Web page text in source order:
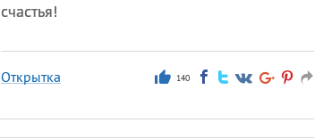
счастья!
Открытка 140